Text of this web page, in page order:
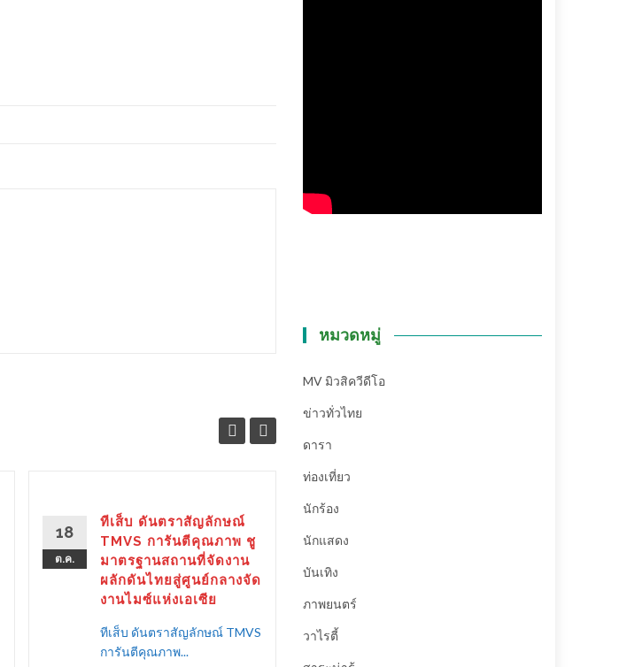
18
ต.ค.
ทีเส็บ ดันตราสัญลักษณ์
TMVS การันตีคุณภาพ ชู
มาตรฐานสถานที่จัดงาน
ผลักดันไทยสู่ศูนย์กลางจัด
งานไมซ์แห่งเอเซีย
ทีเส็บ ดันตราสัญลักษณ์ TMVS
การันตีคุณภาพ...
17
ต.ค.
หมวดหมู่
MV มิวสิควีดีโอ
ข่าวทั่วไทย
ดารา
ท่องเที่ยว
นักร้อง
นักแสดง
บันเทิง
ภาพยนตร์
วาไรตี้